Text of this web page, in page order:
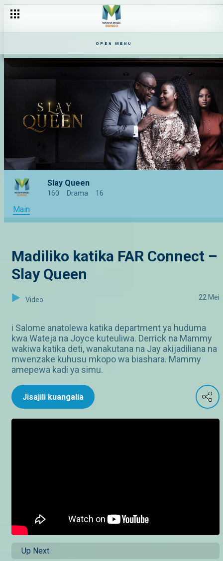
OPEN MENU
Slay Queen
160 Drama 16
Main
Madiliko katika FAR Connect –
Slay Queen
Video 22 Mei
i Salome anatolewa katika department ya huduma
kwa Wateja na Joyce kuteuliwa. Derrick na Mammy
wakiwa katika deti, wanakutana na Jay akijadiliana na
mwenzake kuhusu mkopo wa biashara. Mammy
amepewa kadi ya simu.
Jisajili kuangalia
Up Next